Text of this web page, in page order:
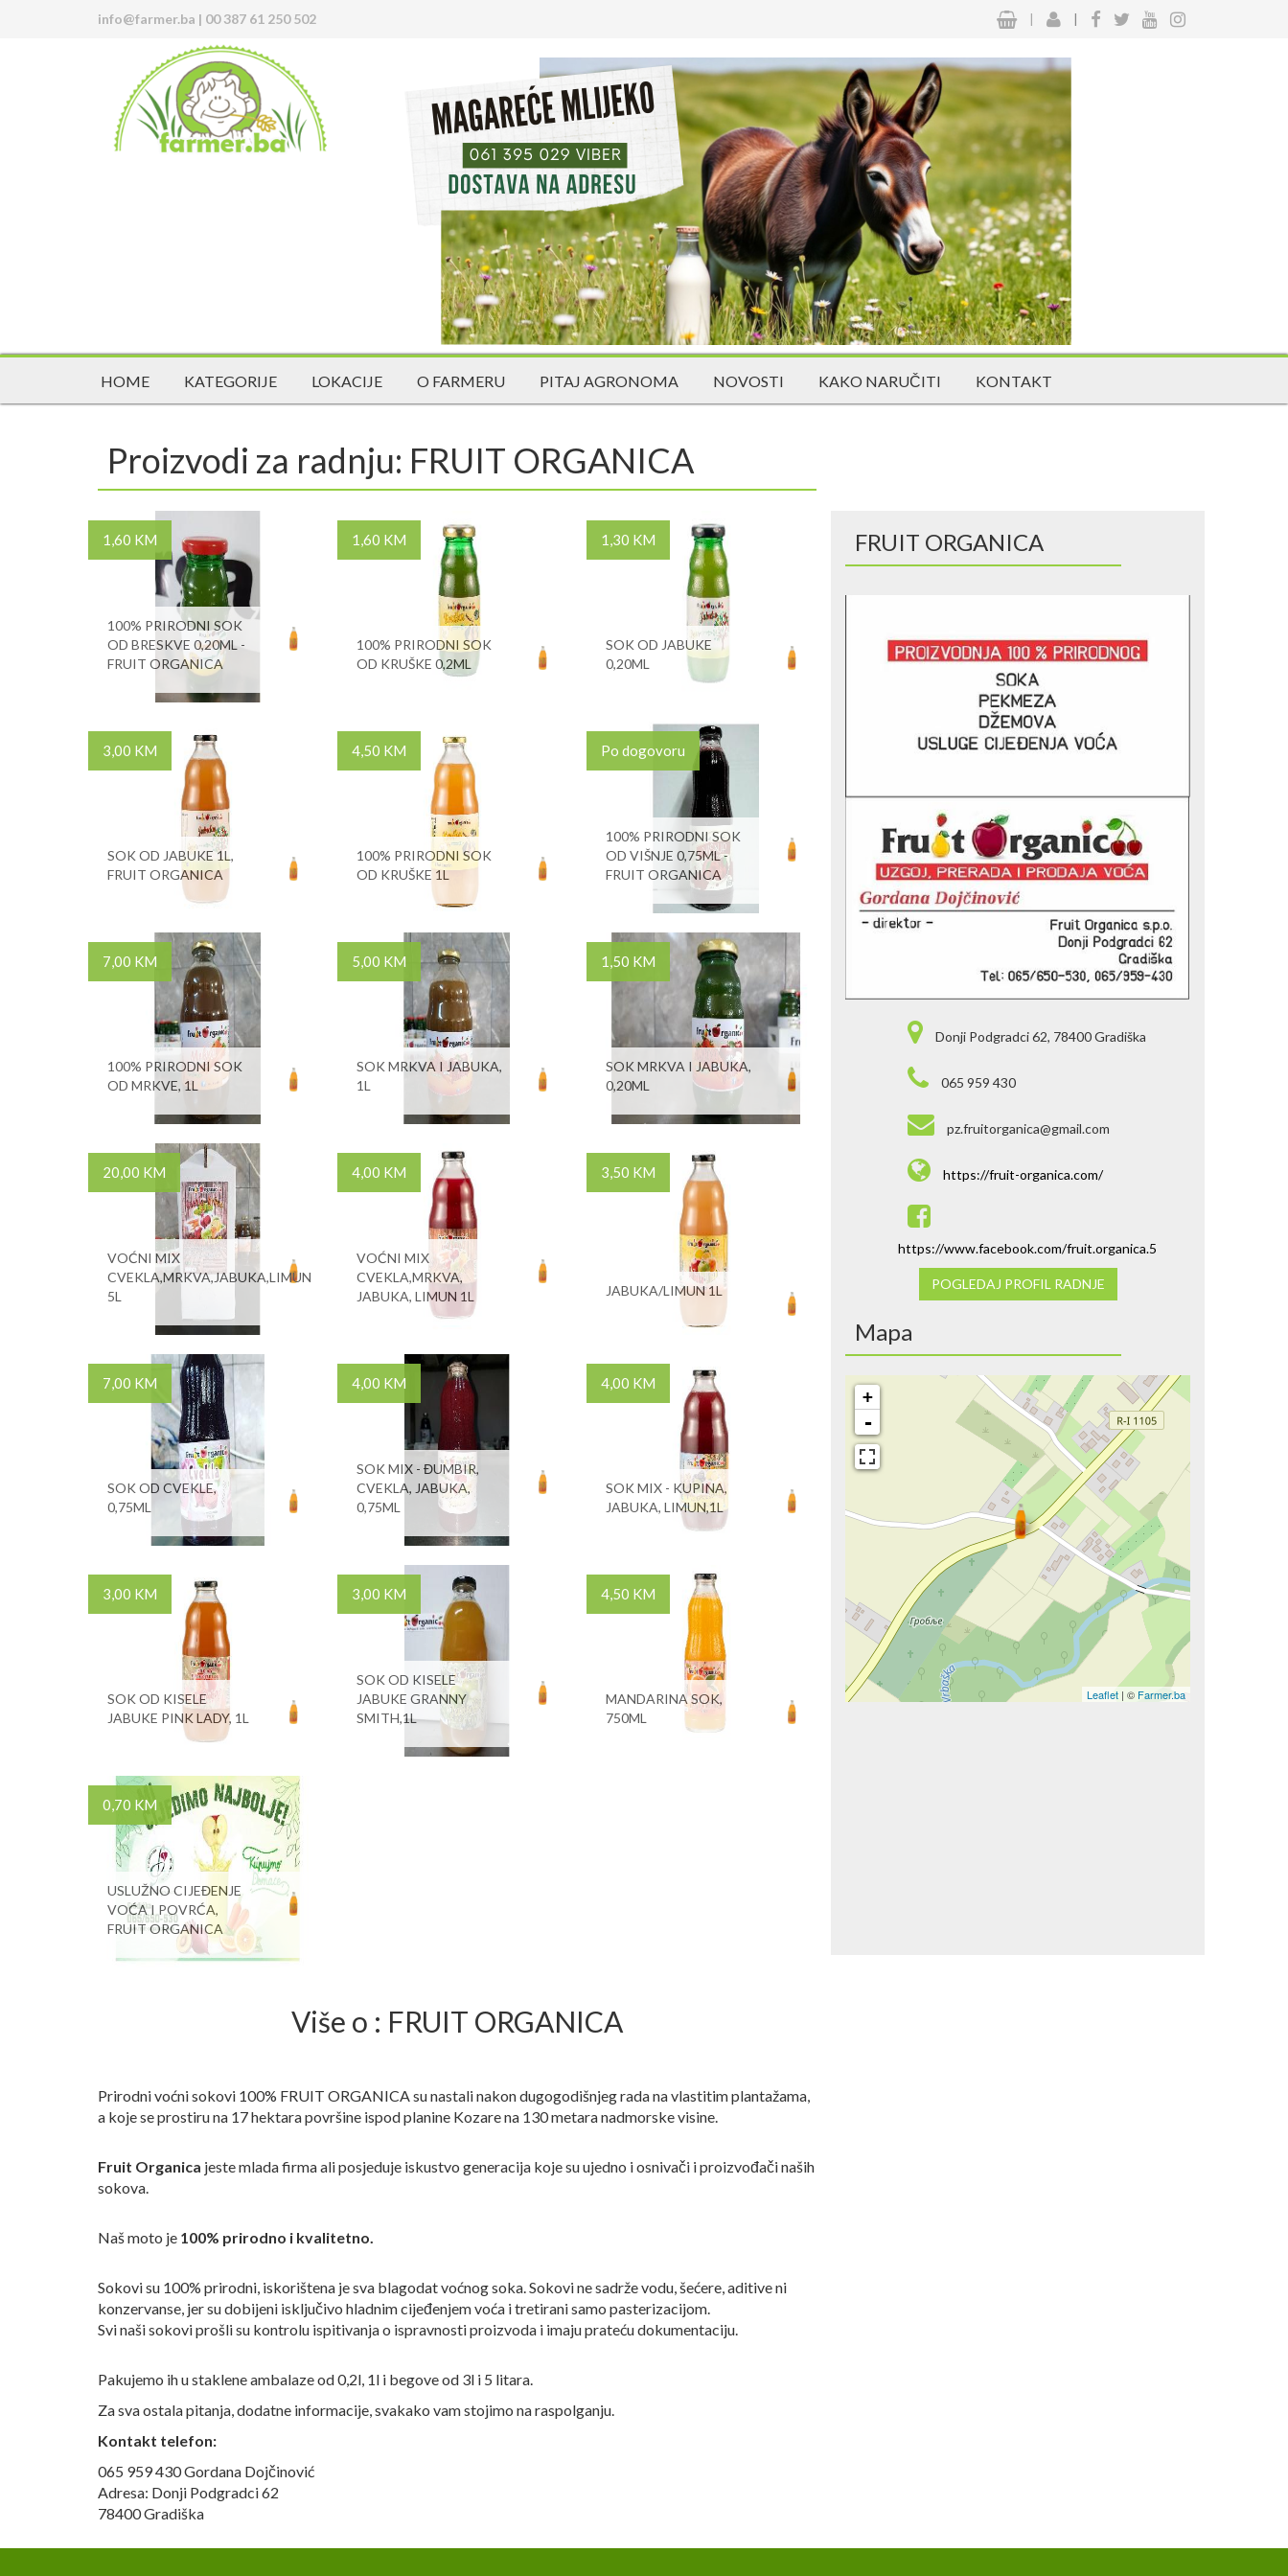
info@farmer.ba | 00 387 61 250 502 | |
HOME KATEGORIJE LOKACIJE O FARMERU PITAJ AGRONOMA NOVOSTI KAKO NARUČITI KONTAKT
Proizvodi za radnju: FRUIT ORGANICA
1,60 KM
100% PRIRODNI SOK
OD BRESKVE 0,20ML -
FRUIT ORGANICA
1,60 KM
100% PRIRODNI SOK
OD KRUŠKE 0,2ML
1,30 KM
SOK OD JABUKE
0,20ML
3,00 KM
SOK OD JABUKE 1L,
FRUIT ORGANICA
4,50 KM
100% PRIRODNI SOK
OD KRUŠKE 1L
Po dogovoru
100% PRIRODNI SOK
OD VIŠNJE 0,75ML -
FRUIT ORGANICA
7,00 KM
100% PRIRODNI SOK
OD MRKVE, 1L
5,00 KM
SOK MRKVA I JABUKA,
1L
1,50 KM
SOK MRKVA I JABUKA,
0,20ML
20,00 KM
VOĆNI MIX
CVEKLA,MRKVA,JABUKA,LIMUN
5L
4,00 KM
VOĆNI MIX
CVEKLA,MRKVA,
JABUKA, LIMUN 1L
3,50 KM
JABUKA/LIMUN 1L
7,00 KM
SOK OD CVEKLE,
0,75ML
4,00 KM
SOK MIX - ĐUMBIR,
CVEKLA, JABUKA,
0,75ML
4,00 KM
SOK MIX - KUPINA,
JABUKA, LIMUN,1L
3,00 KM
SOK OD KISELE
JABUKE PINK LADY, 1L
3,00 KM
SOK OD KISELE
JABUKE GRANNY
SMITH,1L
4,50 KM
MANDARINA SOK,
750ML
0,70 KM
USLUŽNO CIJEĐENJE
VOĆA I POVRĆA,
FRUIT ORGANICA
Više o : FRUIT ORGANICA
Prirodni voćni sokovi 100% FRUIT ORGANICA su nastali nakon dugogodišnjeg rada na vlastitim plantažama,
a koje se prostiru na 17 hektara površine ispod planine Kozare na 130 metara nadmorske visine.
Fruit Organica jeste mlada firma ali posjeduje iskustvo generacija koje su ujedno i osnivači i proizvođači naših
sokova.
Naš moto je 100% prirodno i kvalitetno.
Sokovi su 100% prirodni, iskorištena je sva blagodat voćnog soka. Sokovi ne sadrže vodu, šećere, aditive ni
konzervanse, jer su dobijeni isključivo hladnim cijeđenjem voća i tretirani samo pasterizacijom.
Svi naši sokovi prošli su kontrolu ispitivanja o ispravnosti proizvoda i imaju prateću dokumentaciju.
Pakujemo ih u staklene ambalaze od 0,2l, 1l i begove od 3l i 5 litara.
Za sva ostala pitanja, dodatne informacije, svakako vam stojimo na raspolganju.
Kontakt telefon:
065 959 430 Gordana Dojčinović
Adresa: Donji Podgradci 62
78400 Gradiška
FRUIT ORGANICA
Donji Podgradci 62, 78400 Gradiška
065 959 430
pz.fruitorganica@gmail.com
https://fruit-organica.com/
https://www.facebook.com/fruit.organica.5
POGLEDAJ PROFIL RADNJE
Mapa
+
-
Leaflet | © Farmer.ba